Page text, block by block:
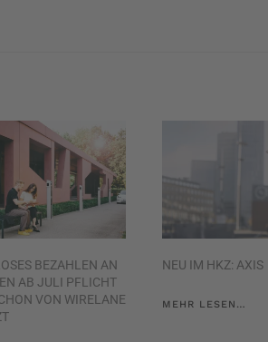
BEZAHLEN AN
AB JULI PFLICHT
VON WIRELANE
NEU IM HKZ: AXIS
MEHR LESEN…